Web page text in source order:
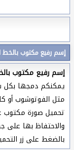
إسم رفيع مكتوب
إسم رفيع مكتوب
يمكنكم دمجها بكل
مثل الفوتوشوب أو
تحميل صورة مكتوب
والاحتفاظ بها
بالضغط على زر